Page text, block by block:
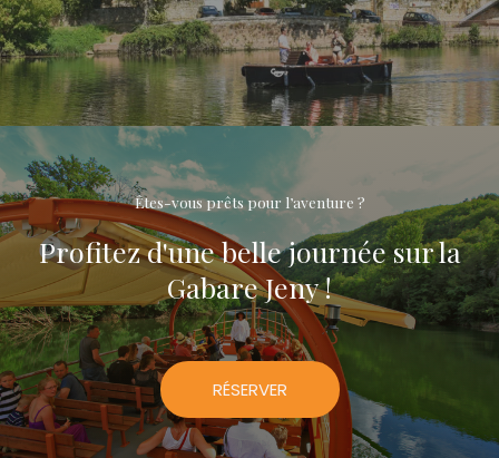
Êtes-vous prêts pour l’aventure ?
Profitez d'une belle journée sur la
Gabare Jeny !
RÉSERVER